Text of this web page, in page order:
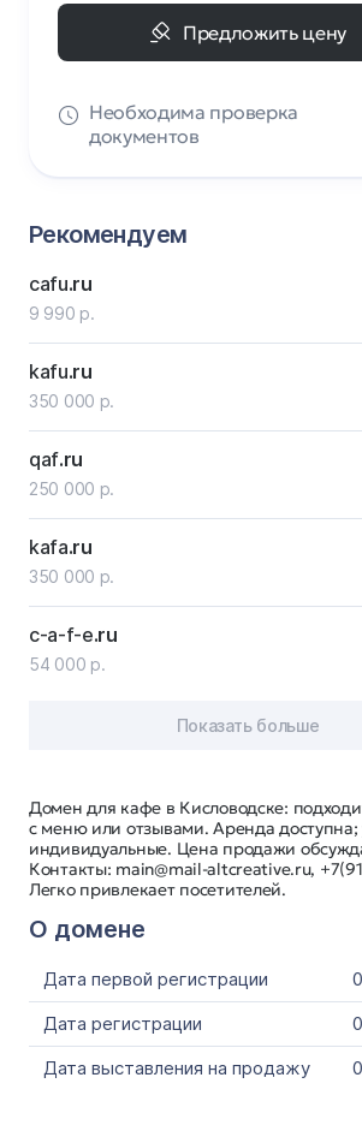
Домен для кафе в Кисловодске:
с меню или отзывами. Аренда доступна;
индивидуальные. Цена продажи
Контакты: main@mail-altcreative.ru,
Легко привлекает посетителей.
О домене
Дата первой регистрации
Дата регистрации
Дата выставления на продажу
Предложить цену
Необходима проверка
документов
Рекомендуем
cafu.ru
9 990 р.
kafu.ru
350 000 р.
qaf.ru
250 000 р.
kafa.ru
350 000 р.
c-a-f-e.ru
54 000 р.
Показать больше